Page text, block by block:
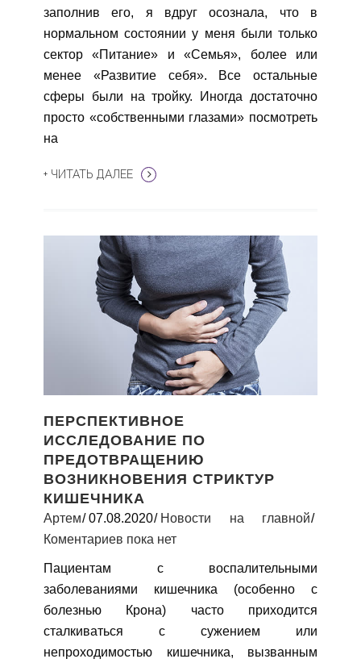
заполнив его, я вдруг осознала, что в
нормальном состоянии у меня были только
сектор «Питание» и «Семья», более или
менее «Развитие себя». Все остальные
сферы были на тройку. Иногда достаточно
просто «собственными глазами» посмотреть
на
+ ЧИТАТЬ ДАЛЕЕ
ПЕРСПЕКТИВНОЕ
ИССЛЕДОВАНИЕ ПО
ПРЕДОТВРАЩЕНИЮ
ВОЗНИКНОВЕНИЯ СТРИКТУР
КИШЕЧНИКА
Артем 07.08.2020
Новости на главной
Коментариев пока нет
Пациентам с воспалительными
заболеваниями кишечника (особенно с
болезнью Крона) часто приходится
сталкиваться с сужением или
непроходимостью кишечника, вызванным